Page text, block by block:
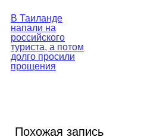
Навигация
по
записям
В Таиланде
напали на
российского
туриста, а потом
долго просили
прощения
Похожая запись